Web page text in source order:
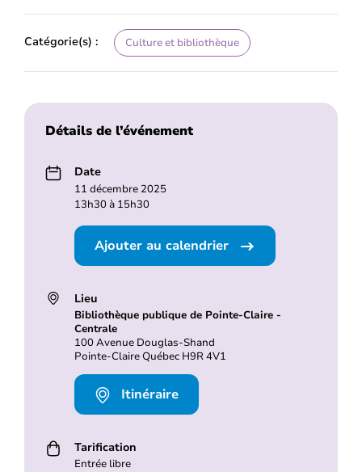
Catégorie(s) : Culture et bibliothèque
Détails de l’événement
Date
11 décembre 2025
13h30 à 15h30
Ajouter au calendrier
Lieu
Bibliothèque publique de Pointe-Claire -
Centrale
100 Avenue Douglas-Shand
Pointe-Claire Québec H9R 4V1
Itinéraire
Tarification
Entrée libre